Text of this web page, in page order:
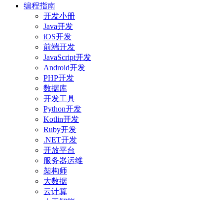
编程指南
开发小册
Java开发
iOS开发
前端开发
JavaScript开发
Android开发
PHP开发
数据库
开发工具
Python开发
Kotlin开发
Ruby开发
.NET开发
开放平台
服务器运维
架构师
大数据
云计算